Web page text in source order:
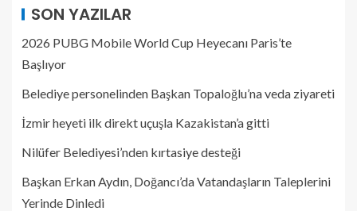
SON YAZILAR
2026 PUBG Mobile World Cup Heyecanı Paris’te
Başlıyor
Belediye personelinden Başkan Topaloğlu’na veda ziyareti
İzmir heyeti ilk direkt uçuşla Kazakistan’a gitti
Nilüfer Belediyesi’nden kırtasiye desteği
Başkan Erkan Aydın, Doğancı’da Vatandaşların Taleplerini
Yerinde Dinledi